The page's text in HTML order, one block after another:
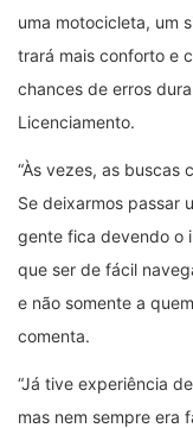
uma motocicleta, um
trará mais conforto e
chances de erros
Licenciamento.
“Às vezes, as buscas
Se deixarmos passar
gente fica devendo o
que ser de fácil
e não somente a
comenta.
“Já tive experiência
mas nem sempre era